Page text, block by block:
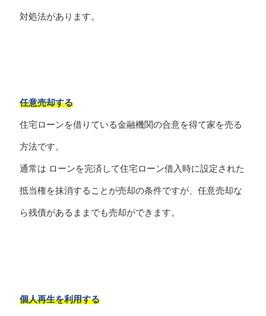
対処法があります。
任意売却する
住宅ローンを借りている金融機関の合意を得て家を売る
方法です。
通常は ローンを完済して住宅ローン借入時に設定された
抵当権を抹消することが売却の条件ですが、任意売却な
ら残債があるままでも売却ができます。
個人再生を利用する